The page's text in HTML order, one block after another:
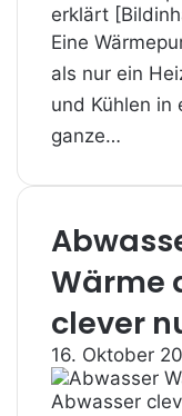
Eine
als nur ein
und Kühlen in
ganze…
Wärme
clever
16. Oktober